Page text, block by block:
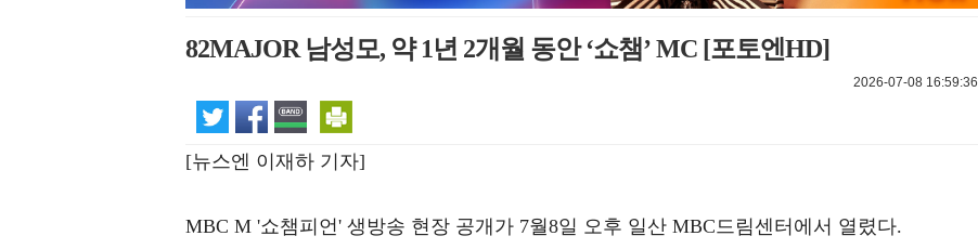
82MAJOR 남성모, 약 1년 2개월 동안 ‘쇼챔’ MC [포토엔HD]
2026-07-08 16:59:36
[뉴스엔 이재하 기자]
MBC M '쇼챔피언' 생방송 현장 공개가 7월8일 오후 일산 MBC드림센터에서 열렸다.